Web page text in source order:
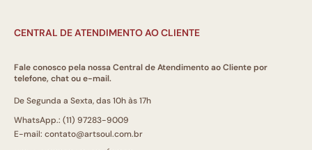
CENTRAL DE ATENDIMENTO AO CLIENTE
Fale conosco pela nossa Central de Atendimento ao Cliente por
telefone, chat ou e-mail.
De Segunda a Sexta, das 10h às 17h
WhatsApp.: (11) 97283-9009
E-mail: contato@artsoul.com.br